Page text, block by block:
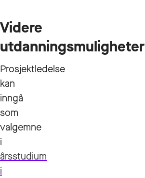
Videre
utdanningsmuligheter
Prosjektledelse
kan
inngå
som
valgemne
i
årsstudium
i